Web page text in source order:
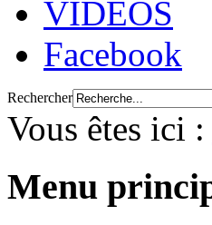
VIDEOS
Facebook
Rechercher
Vous êtes ici :
Menu